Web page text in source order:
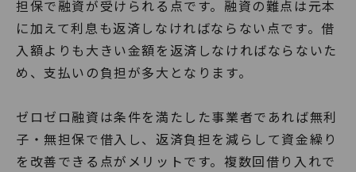
担保で融資が受けられる点です。融資の難点は元本
に加えて利息も返済しなければならない点です。借
入額よりも大きい金額を返済しなければならないた
め、支払いの負担が多大となります。
ゼロゼロ融資は条件を満たした事業者であれば無利
子・無担保で借入し、返済負担を減らして資金繰り
を改善できる点がメリットです。複数回借り入れで